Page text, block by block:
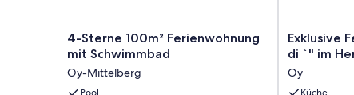
Viele Grüße,
Michael und Franziska
4-
Sterne
Ferienwohnung
4-Sterne 100m² Ferienwohnung
mit Schwimmbad
Oy-Mittelberg
Pool
Exklusive
Griaß
Exklusive
di `" im
Oy
Küche